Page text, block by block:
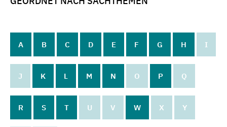
A B C D E F G H I
J K L M N O P Q
R S T U V W X Y